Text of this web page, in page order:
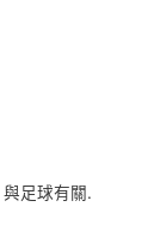
與足球有關.